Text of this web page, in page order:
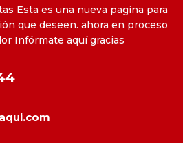
Esta es una nueva pagina para
que deseen. ahora en proceso
Infórmate aquí gracias